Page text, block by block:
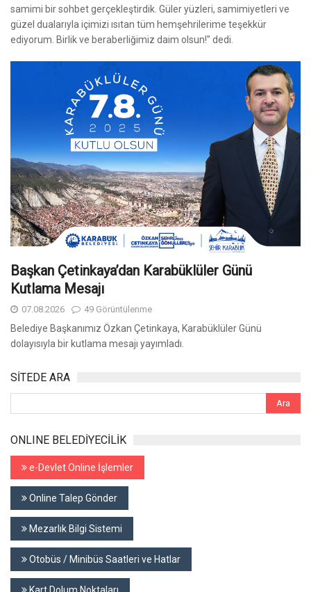
samimi bir sohbet gerçekleştirdik. Güler yüzleri, samimiyetleri ve
güzel dualarıyla içimizi ısıtan tüm hemşehrilerime teşekkür
ediyorum. Birlik ve beraberliğimiz daim olsun!" dedi.
Başkan Çetinkaya’dan Karabüklüler Günü
Kutlama Mesajı
07.08.2026 49 Görüntülenme
Belediye Başkanımız Özkan Çetinkaya, Karabüklüler Günü
dolayısıyla bir kutlama mesajı yayımladı.
SİTEDE ARA
ONLINE BELEDİYECİLİK
e-Devlet Online İşlemler
Online Talep Gönder
Mezarlık Bilgi Sistemi
Otobüs / Minibüs Saatleri ve Hatlar